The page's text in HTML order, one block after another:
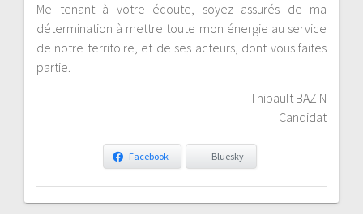
Me tenant à votre écoute, soyez assurés de ma
détermination à mettre toute mon énergie au service
de notre territoire, et de ses acteurs, dont vous faites
partie.
Thibault BAZIN
Candidat
Facebook Bluesky